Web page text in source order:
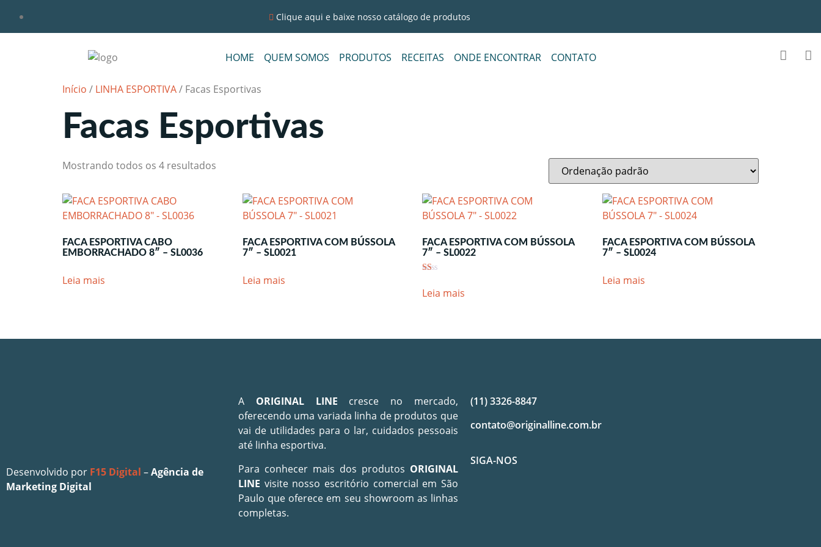
Clique aqui e baixe nosso catálogo de produtos
HOME QUEM SOMOS PRODUTOS RECEITAS ONDE ENCONTRAR CONTATO
Início / LINHA ESPORTIVA/ Facas Esportivas
Facas Esportivas
Mostrando todos os 4 resultados
FACA ESPORTIVA CABO
EMBORRACHADO 8″ – SL0036
Leia mais
FACA ESPORTIVA COM BÚSSOLA
7″ – SL0021
Leia mais
FACA ESPORTIVA COM BÚSSOLA
7″ – SL0022
1.00
de
Leia mais
FACA ESPORTIVA COM BÚSSOLA
7″ – SL0024
Leia mais
Desenvolvido por F15 Digital –Agência de
Marketing Digital
A ORIGINAL LINE cresce no mercado,
oferecendo uma variada linha de produtos que
vai de utilidades para o lar, cuidados pessoais
até linha esportiva.
Para conhecer mais dos produtos ORIGINAL
LINE visite nosso escritório comercial em São
Paulo que oferece em seu showroom as linhas
completas.
(11) 3326-8847
contato@originalline.com.br
SIGA-NOS